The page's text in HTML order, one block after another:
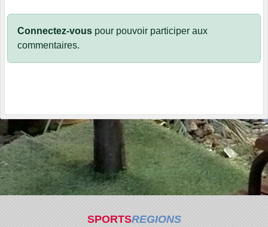
Connectez-vous pour pouvoir participer aux
commentaires.
SPORTSREGIONS